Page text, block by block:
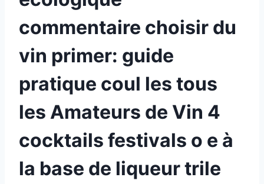
commentaire choisir du
vin primer: guide
pratique coul les tous
les Amateurs de Vin 4
cocktails festivals o e à
la base de liqueur trile